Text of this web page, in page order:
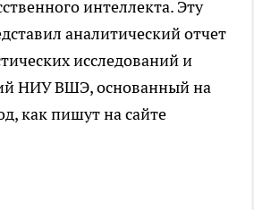
интеллекта. Эту
аналитический отчет
исследований и
НИУ ВШЭ, основанный на
как пишут на сайте